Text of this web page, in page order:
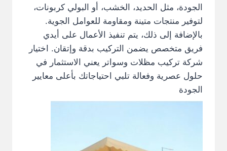
الجودة، مثل الحديد، الخشب، أو البولي كربونات،
لتوفير منتجات متينة ومقاومة للعوامل الجوية.
بالإضافة إلى ذلك، يتم تنفيذ الأعمال على أيدي
فريق متخصص يضمن التركيب بدقة وإتقان. اختيار
شركة تركيب مظلات وسواتر يعني الاستثمار في
حلول عصرية وفعالة تلبي احتياجاتك بأعلى معايير
الجودة